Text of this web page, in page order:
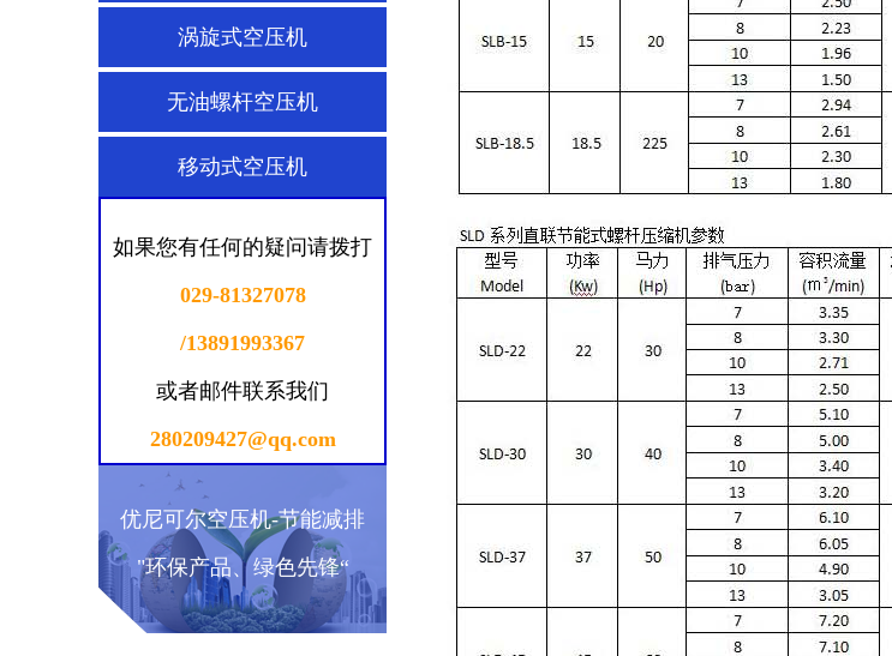
涡旋式空压机
无油螺杆空压机
移动式空压机
如果您有任何的疑问请拨打
029-81327078
/13891993367
或者邮件联系我们
280209427@qq.com
优尼可尔空压机-节能减排
"环保产品、绿色先锋“